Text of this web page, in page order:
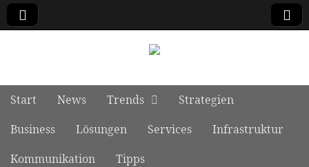
Main menu
Skip to content
Start News Trends
Strategien
Business
Lösungen Services
Infrastruktur
Kommunikation
Tipps